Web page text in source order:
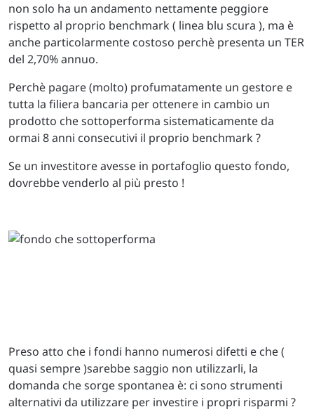
non solo ha un andamento nettamente peggiore
rispetto al proprio benchmark ( linea blu scura ), ma è
anche particolarmente costoso perchè presenta un TER
del 2,70% annuo.
Perchè pagare (molto) profumatamente un gestore e
tutta la filiera bancaria per ottenere in cambio un
prodotto che sottoperforma sistematicamente da
ormai 8 anni consecutivi il proprio benchmark ?
Se un investitore avesse in portafoglio questo fondo,
dovrebbe venderlo al più presto !
Preso atto che i fondi hanno numerosi difetti e che (
quasi sempre )sarebbe saggio non utilizzarli, la
domanda che sorge spontanea è: ci sono strumenti
alternativi da utilizzare per investire i propri risparmi ?